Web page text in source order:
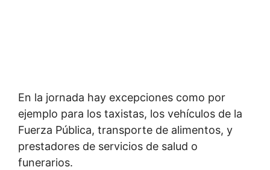
En la jornada hay excepciones como por
ejemplo para los taxistas, los vehículos de la
Fuerza Pública, transporte de alimentos, y
prestadores de servicios de salud o
funerarios.